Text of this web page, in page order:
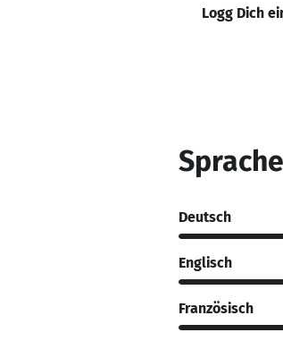
Logg Dich
Deutsch
Englisch
Französisch